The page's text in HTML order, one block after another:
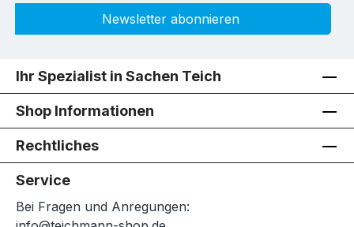
Newsletter abonnieren
Ihr Spezialist in Sachen Teich
Shop Informationen
Rechtliches
Service
Bei Fragen und Anregungen: